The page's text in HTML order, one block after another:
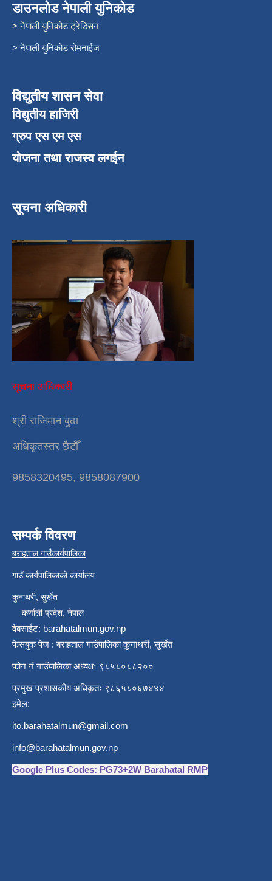
डाउनलोड नेपाली युनिकोड
> नेपाली युनिकोड ट्रेडिसन
> नेपाली युनिकोड रोमनाईज
विद्युतीय शासन सेवा
विद्युतीय हाजिरी
ग्रुप एस एम एस
योजना तथा राजस्व लगईन
सूचना अधिकारी
सूचना अधिकारी
श्री राजिमान बुढा
अधिकृतस्तर छैटौँ
9858320495, 9858087900
सम्पर्क विवरण
बराहताल गाउँकार्यपालिका
गाउँ कार्यपालिकाको कार्यालय
कुनाथरी, सुर्खेत
कर्णाली प्रदेश, नेपाल
वेबसाईट: barahatalmun.gov.np
फेसबुक पेज : बराहताल गाउँपालिका कुनाथरी, सुर्खेत
फोन नं गाउँपालिका अध्यक्षः ९८५८०८८२००
प्रमुख प्रशासकीय अधिकृतः ९८६५८०६७४४४
इमेल:
ito.barahatalmun@gmail.com
info@barahatalmun.gov.np
Google Plus Codes: PG73+2W Barahatal RMP